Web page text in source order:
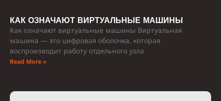
КАК ОЗНАЧАЮТ ВИРТУАЛЬНЫЕ МАШИНЫ
Как означают виртуальные машины Виртуальная
машина — это цифровая оболочка, которая
воспроизводит работу отдельного узла
Read More »